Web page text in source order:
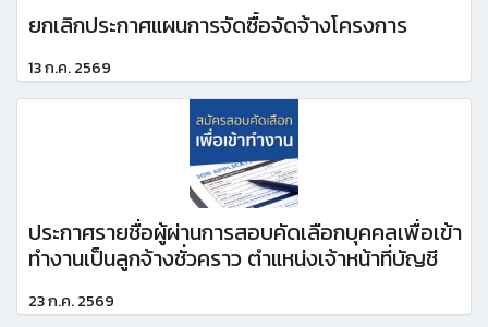
ยกเลิกประกาศแผนการจัดซื้อจัดจ้างโครงการ
13 ก.ค. 2569
ประกาศรายชื่อผู้ผ่านการสอบคัดเลือกบุคคลเพื่อเข้า
ทำงานเป็นลูกจ้างชั่วคราว ตำแหน่งเจ้าหน้าที่บัญชี
23 ก.ค. 2569